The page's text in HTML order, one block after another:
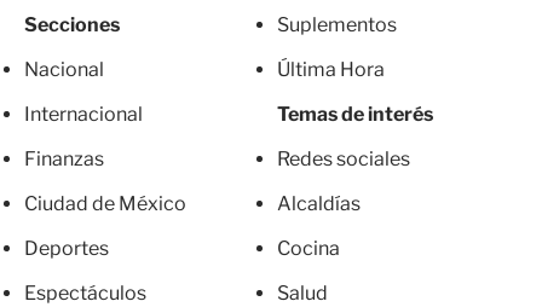
Secciones
Nacional
Internacional
Finanzas
Ciudad de México
Deportes
Espectáculos
Suplementos
Última Hora
Temas de interés
Redes sociales
Alcaldías
Cocina
Salud